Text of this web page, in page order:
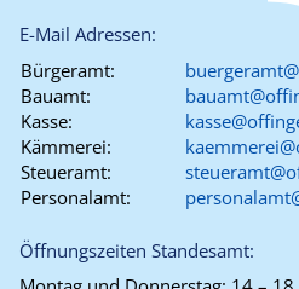
E-Mail Adressen:
Bürgeramt:
Bauamt:
Kasse:
Kämmerei:
Steueramt:
Personalamt:
Öffnungszeiten Standesamt: